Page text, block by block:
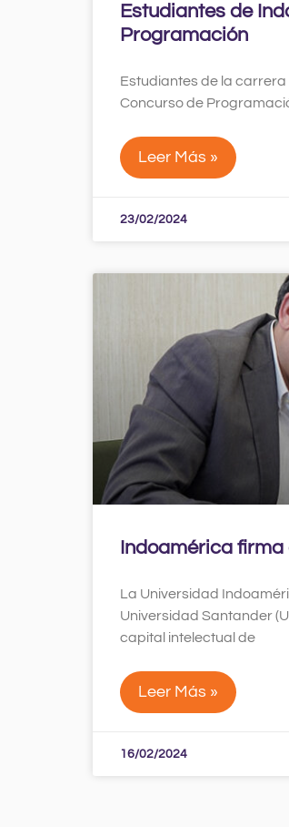
Estudiantes de
Programación
Estudiantes de la carrera
Concurso de
Leer Más »
23/02/2024
Indoamérica
La Universidad
Universidad Santander
capital intelectual de
Leer Más »
16/02/2024